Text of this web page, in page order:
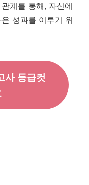
계를 통해, 자신에
성과를 이루기 위
사 등급컷